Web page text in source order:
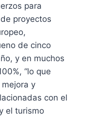
para
proyectos
de cinco
y en muchos
“lo que
y
con el
el turismo